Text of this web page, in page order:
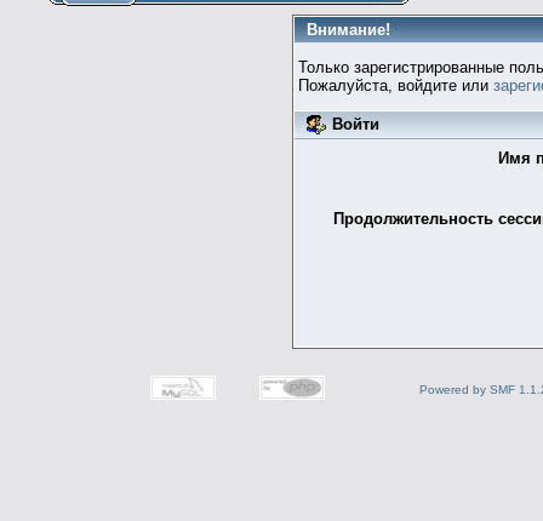
Внимание!
Только зарегистрированные
Пожалуйста, войдите или
Войти
Имя
Продолжительность
Powered by SMF